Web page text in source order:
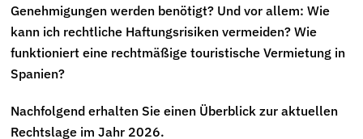
Genehmigungen werden benötigt? Und vor allem: Wie
kann ich rechtliche Haftungsrisiken vermeiden? Wie
funktioniert eine rechtmäßige touristische Vermietung in
Spanien?
Nachfolgend erhalten Sie einen Überblick zur aktuellen
Rechtslage im Jahr 2026.